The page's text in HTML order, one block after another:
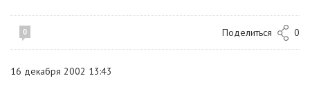
0 Поделиться 0
16 декабря 2002 13:43